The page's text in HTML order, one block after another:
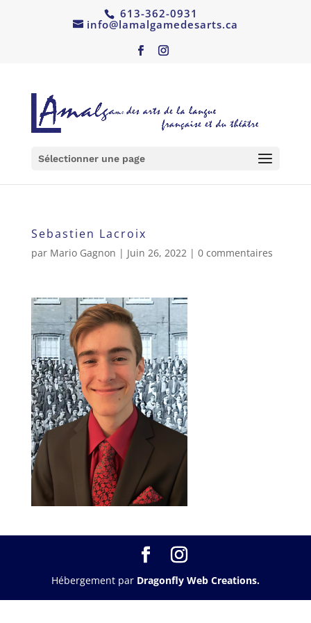
613-362-0931
info@lamalgamedesarts.ca
Sélectionner une page
Sebastien Lacroix
par Mario Gagnon | Juin 26, 2022| 0 commentaires
Hébergement par Dragonfly Web Creations.